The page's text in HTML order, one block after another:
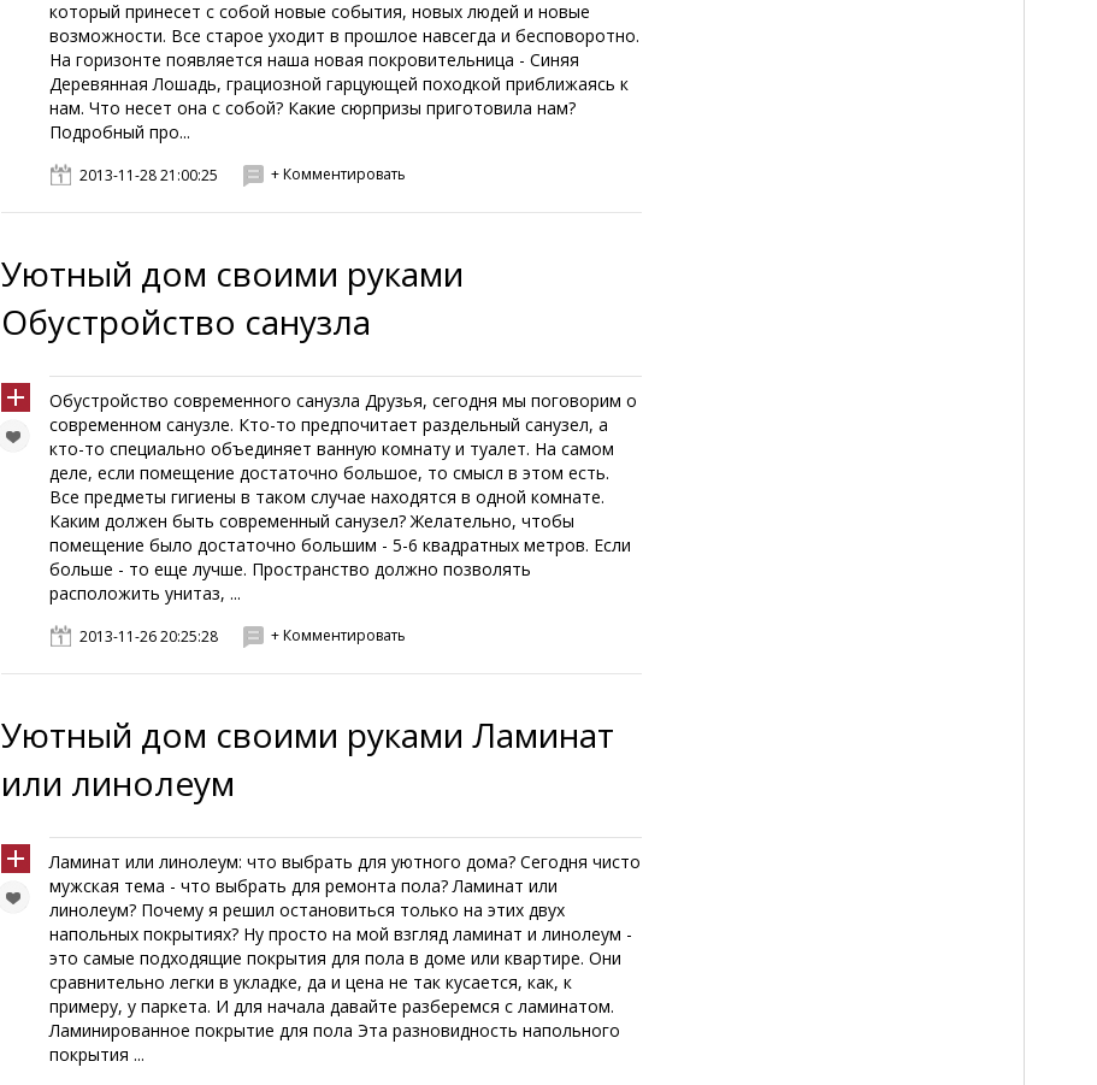
который принесет с собой новые события, новых людей и новые
возможности. Все старое уходит в прошлое навсегда и бесповоротно.
На горизонте появляется наша новая покровительница - Синяя
Деревянная Лошадь, грациозной гарцующей походкой приближаясь к
нам. Что несет она с собой? Какие сюрпризы приготовила нам?
Подробный про...
2013-11-28 21:00:25 + Комментировать
Уютный дом своими руками
Обустройство санузла
Обустройство современного санузла Друзья, сегодня мы поговорим о
современном санузле. Кто-то предпочитает раздельный санузел, а
кто-то специально объединяет ванную комнату и туалет. На самом
деле, если помещение достаточно большое, то смысл в этом есть.
Все предметы гигиены в таком случае находятся в одной комнате.
Каким должен быть современный санузел? Желательно, чтобы
помещение было достаточно большим - 5-6 квадратных метров. Если
больше - то еще лучше. Пространство должно позволять
расположить унитаз, ...
2013-11-26 20:25:28 + Комментировать
Уютный дом своими руками Ламинат
или линолеум
Ламинат или линолеум: что выбрать для уютного дома? Сегодня чисто
мужская тема - что выбрать для ремонта пола? Ламинат или
линолеум? Почему я решил остановиться только на этих двух
напольных покрытиях? Ну просто на мой взгляд ламинат и линолеум -
это самые подходящие покрытия для пола в доме или квартире. Они
сравнительно легки в укладке, да и цена не так кусается, как, к
примеру, у паркета. И для начала давайте разберемся с ламинатом.
Ламинированное покрытие для пола Эта разновидность напольного
покрытия ...